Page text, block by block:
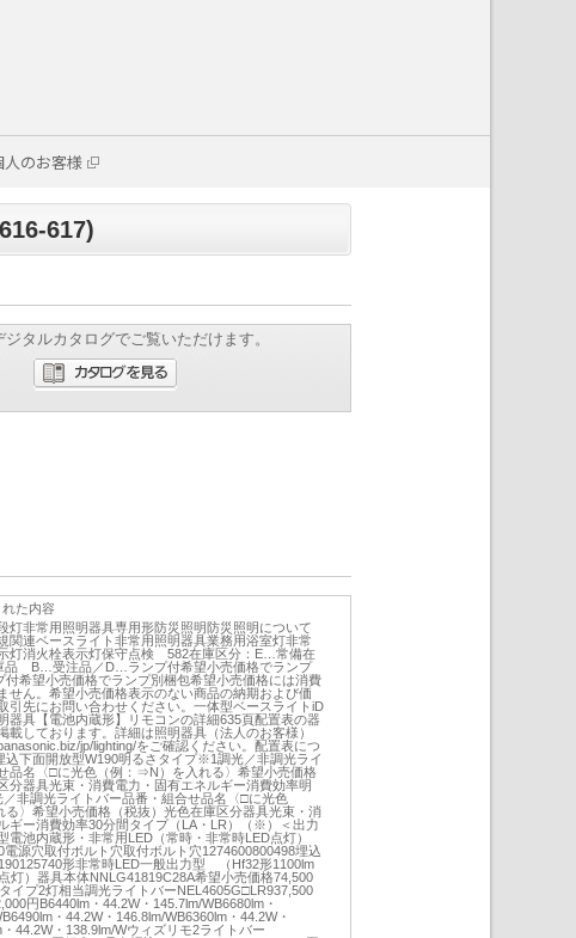
人のお客様
617)
タルカタログでご覧いただけます。
た内容
灯非常用照明器具専用形防災照明防災照明について
関連ベースライト非常用照明器具業務用浴室灯非常
灯消火栓表示灯保守点検 582在庫区分：E…常備在
B…受注品／D…ランプ付希望小売価格でランプ
希望小売価格でランプ別梱包希望小売価格には消費
せん。希望小売価格表示のない商品の納期および価
引先にお問い合わせください。一体型ベースライトiD
器具【電池内蔵形】リモコンの詳細635頁配置表の器
載しております。詳細は照明器具（法人のお客様）
jp/lighting/をご確認ください。配置表につ
込下面開放型W190明るさタイプ※1調光／非調光ライ
品名〈□に光色（例：⇒N）を入れる〉希望小売価格
分器具光束・消費電力・固有エネルギー消費効率明
非調光ライトバー品番・組合せ品名〈□に光色
る〉希望小売価格（税抜）光色在庫区分器具光束・消
ギー消費効率30分間タイプ（LA・LR）（※）＜出力
電池内蔵形・非常用LED（常時・非常時LED点灯）
電源穴取付ボルト穴取付ボルト穴1274600800498埋込
形非常時LED一般出力型 （Hf32形1100lm
灯）器具本体NNLG41819C28A希望小売価格74,500
イプ2灯相当調光ライトバーNEL4605G□LR937,500
円B6440lm・44.2W・145.7lm/WB6680lm・
・44.2W・146.8lm/WB6360lm・44.2W・
44.2W・138.9lm/Wウィズリモ2ライトバー